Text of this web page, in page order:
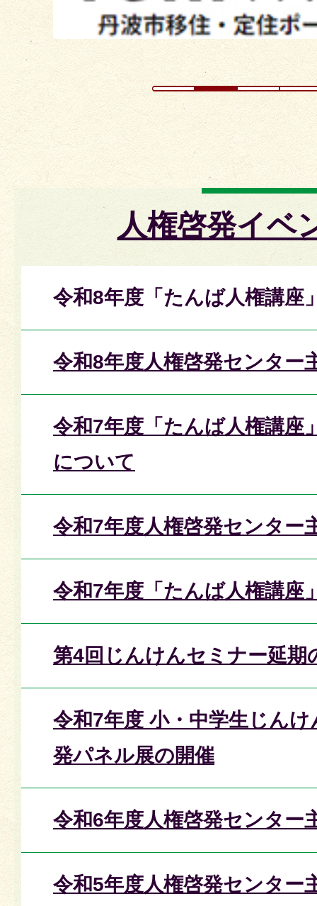
人権啓発イベ
令和8年度「たんば人権講座
令和8年度人権啓発センター
令和7年度「たんば人権講座
について
令和7年度人権啓発センター
令和7年度「たんば人権講座
第4回じんけんセミナー延期
令和7年度 小・中学生じん
発パネル展の開催
令和6年度人権啓発センター
令和5年度人権啓発センター